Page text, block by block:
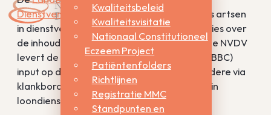
Kwaliteitsbeleid
Kwaliteitsvisitatie
Nationaal Constitutioneel
Eczeem Project
Patiëntenfolders
Richtlijnen
Registratie MMC
Standpunten en
Dienstverband
(LAD)onderhandelt namens artsen
in dienstverband met werkgeversorganisaties over
de inhoud van de AMS en de HAMS. Binnen de NVDV
levert de
Belangenbehartigingscommissie
(BBC)
input op deze onderhandelingen, onder andere via
klankbordgroepen, namens dermatologen in
loondienst.